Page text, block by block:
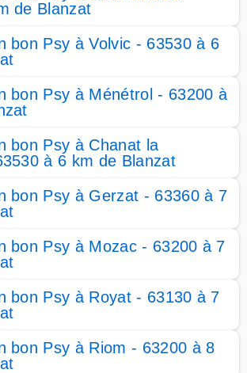
de Blanzat
bon Psy à Volvic - 63530 à 6
bon Psy à Ménétrol - 63200 à
bon Psy à Chanat la
à 6 km de Blanzat
bon Psy à Gerzat - 63360 à 7
bon Psy à Mozac - 63200 à 7
bon Psy à Royat - 63130 à 7
bon Psy à Riom - 63200 à 8